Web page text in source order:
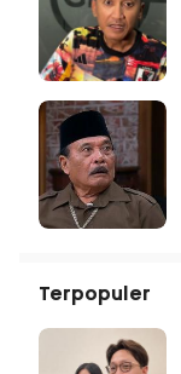
Terpopuler